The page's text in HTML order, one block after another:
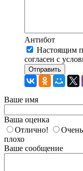
Антибот
Настоящим
согласен с
Отправить
Ваше имя
Ваша оценка
Отлично!
плохо
Ваше сообщение